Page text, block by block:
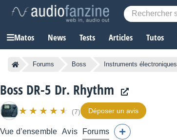
Matos News Tests Articles Tutos
Forums Boss Instruments électroniques
Boss DR-5 Dr. Rhythm
(7) Déposer un avis
Vue d’ensemble Avis Forums